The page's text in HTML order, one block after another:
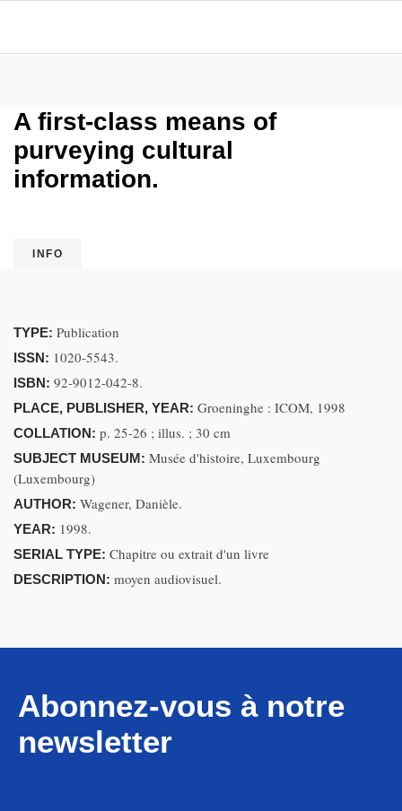
A first-class means of
purveying cultural
information.
INFO
TYPE: Publication
ISSN: 1020-5543.
ISBN: 92-9012-042-8.
PLACE, PUBLISHER, YEAR: Groeninghe : ICOM, 1998
COLLATION: p. 25-26 ; illus. ; 30 cm
SUBJECT MUSEUM: Musée d'histoire, Luxembourg
(Luxembourg)
AUTHOR: Wagener, Danièle.
YEAR: 1998.
SERIAL TYPE: Chapitre ou extrait d'un livre
DESCRIPTION: moyen audiovisuel.
Abonnez-vous à notre
newsletter